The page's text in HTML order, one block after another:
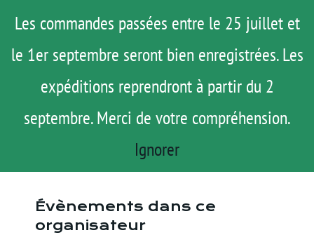
Les commandes passées entre le 25 juillet et
le 1er septembre seront bien enregistrées. Les
expéditions reprendront à partir du 2
septembre. Merci de votre compréhension.
Ignorer
contenu
Menu
ROAD TRIP
ACTUS
TESTS
AGENDA
MATOS
TUTOS
Bike Village
« Tous les Évènements
web
https://www.bikevillage.it/
Évènements dans ce
organisateur